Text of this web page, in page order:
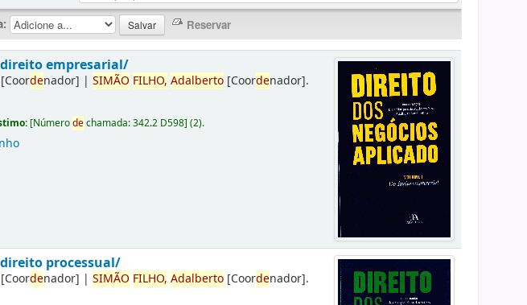
empresarial/
[Coordenador] |SIMÃO FILHO, Adalberto [Coordenador].
[Númerodechamada:342.2 D598](2).
processual/
[Coordenador] |SIMÃO FILHO, Adalberto [Coordenador].